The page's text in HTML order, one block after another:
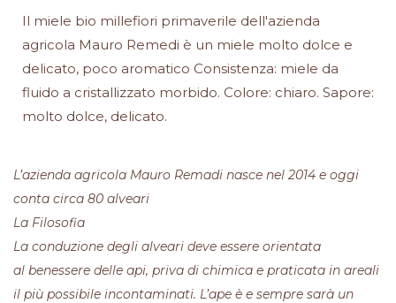
gr
quantità
Il miele bio millefiori primaverile dell'azienda
agricola Mauro Remedi è un miele molto dolce e
delicato, poco aromatico Consistenza: miele da
fluido a cristallizzato morbido. Colore: chiaro. Sapore:
molto dolce, delicato.
L’azienda agricola Mauro Remadi nasce nel 2014 e oggi
conta circa 80 alveari
La Filosofia
La conduzione degli alveari deve essere orientata
al benessere delle api, priva di chimica e praticata in areali
il più possibile incontaminati. L’ape è e sempre sarà un